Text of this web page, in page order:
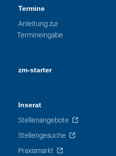
Termine
Anleitung zur
Termineingabe
zm-starter
Inserat
Stellenangebote
Stellengesuche
Praxismarkt